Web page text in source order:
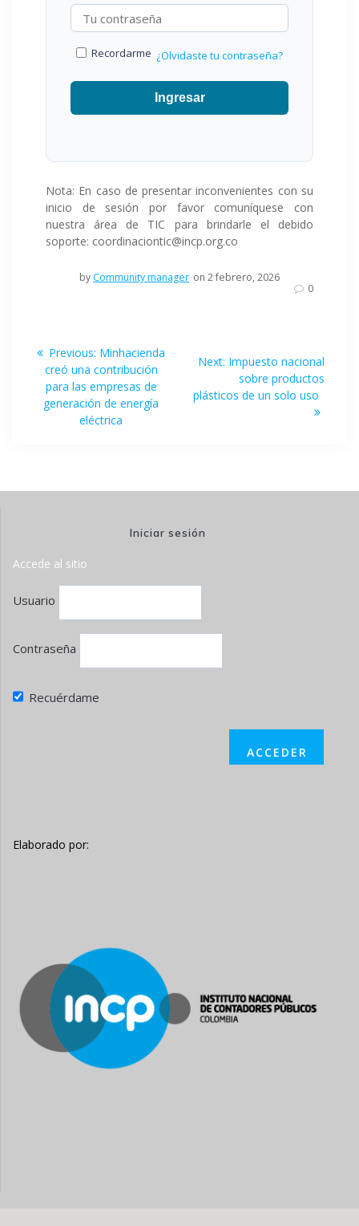
Recordarme ¿Olvidaste tu contraseña?
Ingresar
Nota: En caso de presentar inconvenientes con su
inicio de sesión por favor comuníquese con
nuestra área de TIC para brindarle el debido
soporte: coordinaciontic@incp.org.co
by Community manager on 2 febrero, 2026
0
Navegación
entradas
Previous: Previous
post:
Minhacienda
creó una contribución
para las empresas de
generación de energía
eléctrica
Next: Next
post:
Impuesto nacional
sobre productos
plásticos de un solo uso
Iniciar sesión
Accede al sitio
Usuario
Contraseña
Recuérdame
Elaborado por: